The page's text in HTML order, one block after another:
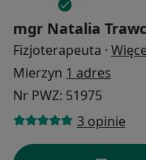
mgr Natalia
Fizjoterapeuta ·
Mierzyn 1 adres
Nr PWZ: 51975
3 opinie